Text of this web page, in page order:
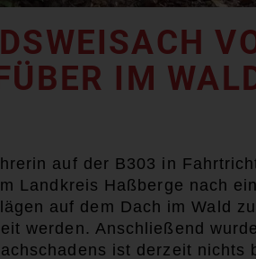
IM
auf der B303 in
Landkreis Haßberge nach
auf dem Dach im Wald
werden. Anschließend
ist derzeit nichts